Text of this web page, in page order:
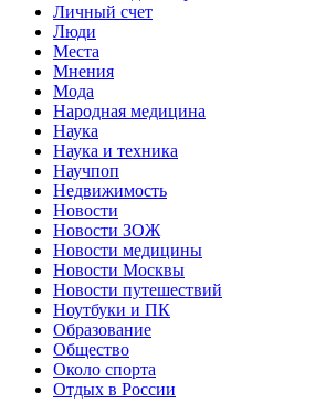
Личный счет
Люди
Места
Мнения
Мода
Народная медицина
Наука
Наука и техника
Научпоп
Недвижимость
Новости
Новости ЗОЖ
Новости медицины
Новости Москвы
Новости путешествий
Ноутбуки и ПК
Образование
Общество
Около спорта
Отдых в России